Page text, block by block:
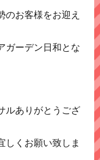
お客様をお迎え
ガーデン日和とな
ルありがとうござ
しくお願い致しま